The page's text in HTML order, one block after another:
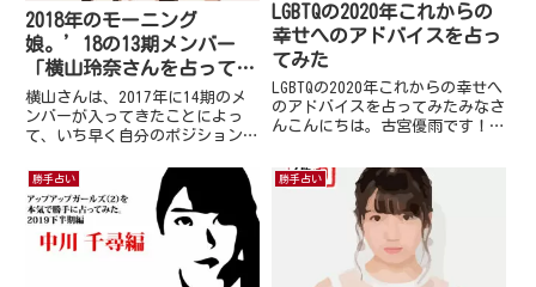
2018年のモーニング
娘。’18の13期メンバー
「横山玲奈さんを占ってみ
た
横山さんは、2017年に14期のメ
ンバーが入ってきたことによっ
て、いち早く自分のポジションを
す。その際には、横山さんも加賀
さんと同様予期せぬ後輩の加入だ
ったため急転換で自分のキャラや
ポジションを考え直した姿が伺
え...
LGBTQの2020年これからの
幸せへのアドバイスを占っ
てみた
LGBTQの2020年これからの幸せへ
のアドバイスを占ってみたみなさ
んこんにちは。古宮優雨です！！
京レインボープライド2020オン
ライン『#おうちでプライド』賛
同企画として、「LGBTQの2020年
これからの幸...
勝手占い 勝手占い